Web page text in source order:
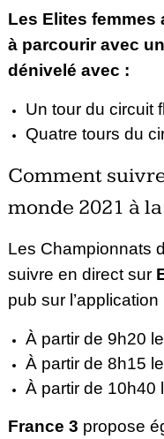
Les Elites femmes
à parcourir avec
dénivelé avec :
Un tour du circuit
Quatre tours du
Comment
monde 2021 à la
Les Championnats
suivre en direct sur
pub sur l’application
À partir de 9h20
À partir de 8h15
À partir de 10h40
France 3 propose